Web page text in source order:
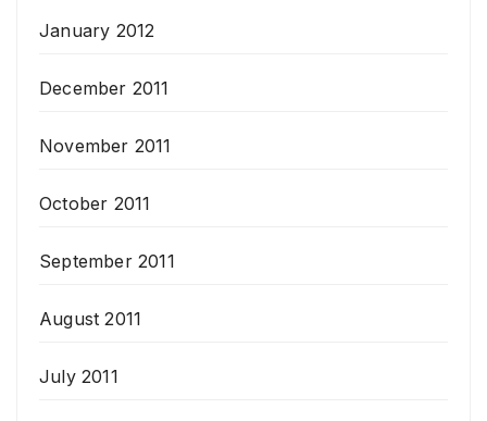
January 2012
December 2011
November 2011
October 2011
September 2011
August 2011
July 2011